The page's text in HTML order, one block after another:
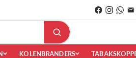
KOLENBRANDERS